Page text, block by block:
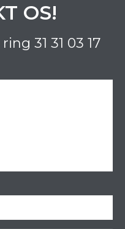
OS!
ring 31 31 03 17